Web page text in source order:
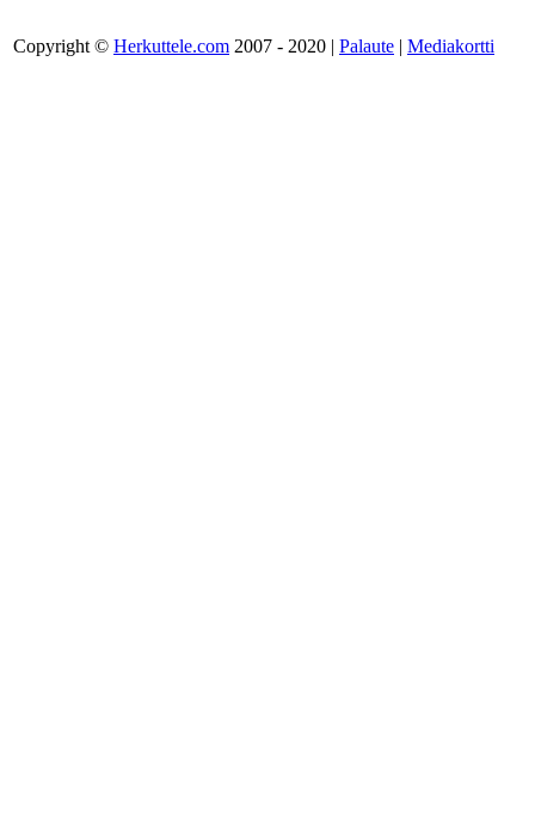
Copyright © Herkuttele.com 2007 - 2020 | Palaute | Mediakortti